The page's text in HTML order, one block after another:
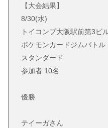
【大会結果】
8/30(水)
トイコンプ大阪駅前第3ビ
ポケモンカードジムバトル
スタンダード
参加者 10名
優勝
テイーガさん